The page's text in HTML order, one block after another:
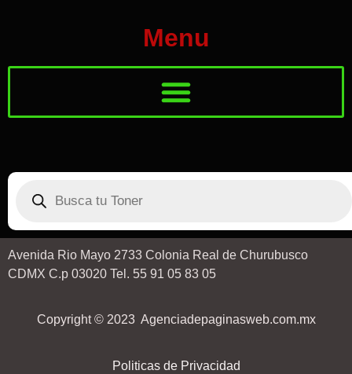
Menu
Avenida Rio Mayo 2733 Colonia Real de Churubusco
CDMX C.p 03020 Tel. 55 91 05 83 05
Copyright © 2023 Agenciadepaginasweb.com.mx
Politicas de Privacidad